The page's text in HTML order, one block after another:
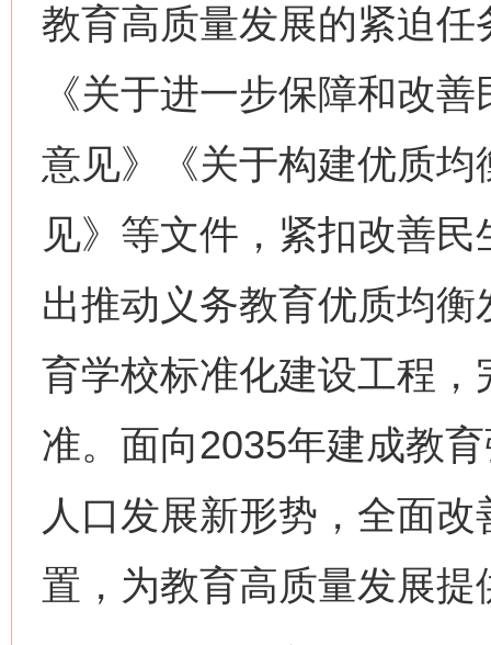
教育高质量发展的紧迫
《关于进一步保障和改
意见》《关于构建优质
见》等文件，紧扣改善
出推动义务教育优质均
育学校标准化建设工程
准。面向2035年建成教
人口发展新形势，全面
置，为教育高质量发展